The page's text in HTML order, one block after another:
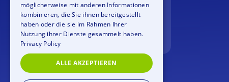
ITALIAN
DUTCH
möglicherweise mit anderen Informationen
kombinieren, die Sie ihnen bereitgestellt
haben oder die sie im Rahmen Ihrer
Nutzung ihrer Dienste gesammelt haben.
Privacy Policy
ALLE AKZEPTIEREN